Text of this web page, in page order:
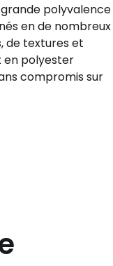
polyvalence
en de nombreux
de textures et
en polyester
compromis sur